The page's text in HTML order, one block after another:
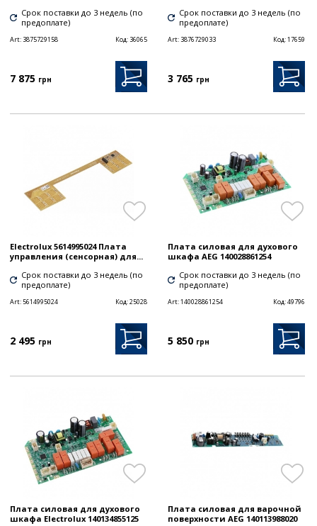
Срок поставки до 3 недель (по
предоплате)
Art: 3875729158 Код: 36065
7 875 грн
Срок поставки до 3 недель (по
предоплате)
Art: 3876729033 Код:17659
3 765 грн
Electrolux 5614995024 Плата
управления (сенсорная) для...
Срок поставки до 3 недель (по
предоплате)
Art:5614995024 Код:25028
2 495 грн
Плата силовая для духового
шкафа AEG 140028861254
Срок поставки до 3 недель (по
предоплате)
Art:140028861254 Код:49796
5 850 грн
Плата силовая для духового
шкафа Electrolux 140134855125
Плата силовая для варочной
поверхности AEG 140113988020